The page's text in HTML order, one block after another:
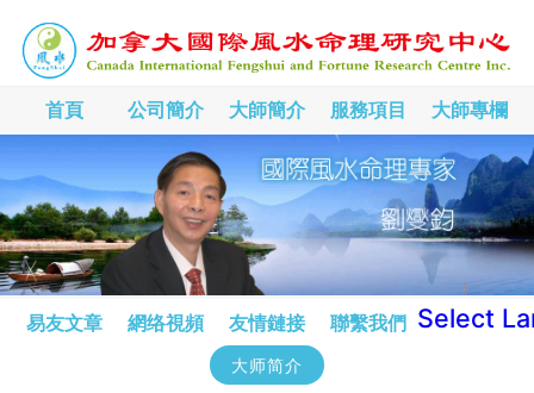
首頁 公司簡介 大師簡介 服務項目 大師專欄
易友文章 網络視頻 友情鏈接 聯繫我們 Select
大师简介